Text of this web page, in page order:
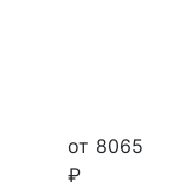
от 8065
₽